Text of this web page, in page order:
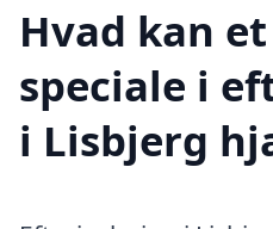
Hvad kan
speciale i
i Lisbjerg